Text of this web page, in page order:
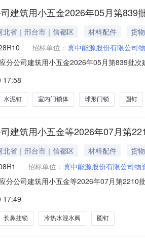
建筑用小五金2026年05月第839
北省｜邢台市｜信都区 材料配件
货物
招标单位： 冀中能源股份有限公司
分公司建筑用小五金2026年05月第839批
挂锁75mm把30.0002026-09-30MA:否;产
17:58
水泥钉 室内门锁体 球形门锁 圆钉
建筑用小五金等2026年07月第
北省｜邢台市｜信都区 材料配件
货物
招标单位： 冀中能源股份有限公司物
分公司建筑用小五金等2026年07月第2210
钉80mm公斤30.0002027-02-28MA:否;产
17:49
长鼻挂锁 冷热水混水阀 圆钉